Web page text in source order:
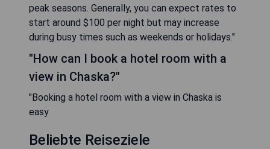
peak seasons. Generally, you can expect rates to
start around $100 per night but may increase
during busy times such as weekends or holidays."
"How can I book a hotel room with a
view in Chaska?"
"Booking a hotel room with a view in Chaska is
easy
Beliebte Reiseziele